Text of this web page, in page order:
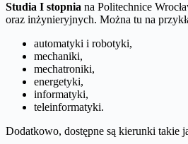
Studia I stopnia na Politechnice
oraz inżynieryjnych. Można tu na
automatyki i robotyki,
mechaniki,
mechatroniki,
energetyki,
informatyki,
teleinformatyki.
Dodatkowo, dostępne są kierunki takie